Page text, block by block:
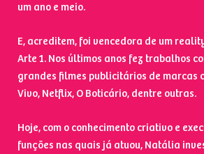
um ano e meio.
E, acreditem, foi vencedora de um
Arte 1. Nos últimos anos fez trabalhos
grandes filmes publicitários de marcas
Vivo, Netflix, O Boticário, dentre outras.
Hoje, com o conhecimento criativo e
funções nas quais já atuou, Natália